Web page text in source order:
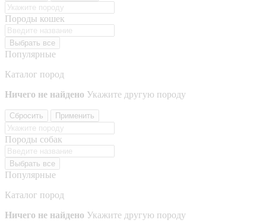
Породы кошек
Выбрать все
Популярные
Каталог пород
Ничего не найдено Укажите другую породу
Сбросить Применить
Породы собак
Выбрать все
Популярные
Каталог пород
Ничего не найдено Укажите другую породу